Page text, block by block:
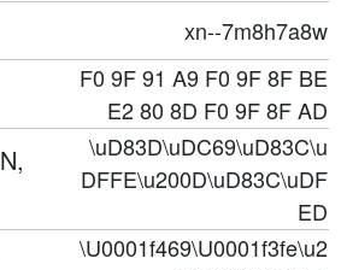
xn--7m8h7a8w
F0 9F 91 A9 F0 9F 8F BE
E2 80 8D F0 9F 8F AD
\uD83D\uDC69\uD83C\u
DFFE\u200D\uD83C\uDF
ED
\U0001f469\U0001f3fe\u2